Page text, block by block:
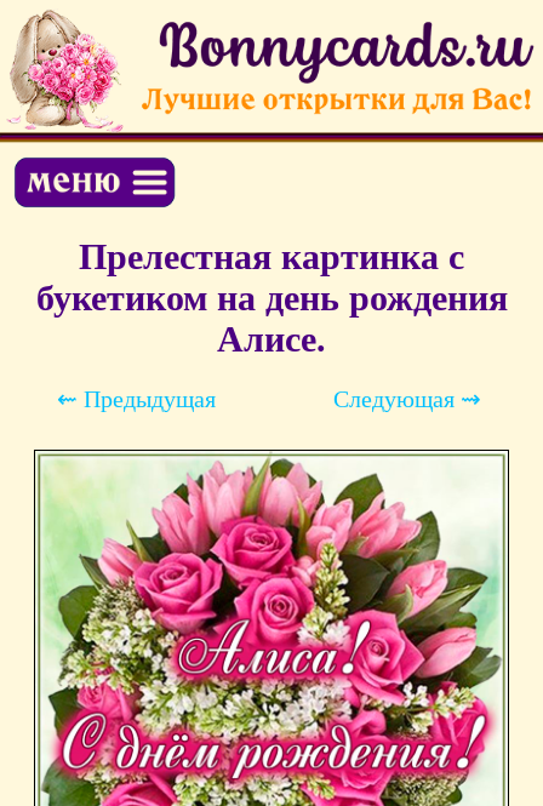
Прелестная картинка с
букетиком на день рождения
Алисе.
⇜ Предыдущая Следующая ⇝